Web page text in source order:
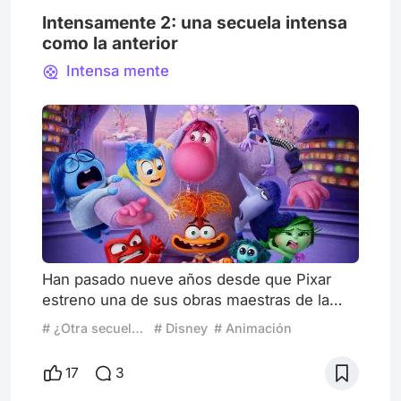
Intensamente 2: una secuela intensa
como la anterior
Intensa mente
Han pasado nueve años desde que Pixar
estreno una de sus obras maestras de la
animación: IntensaMente, en la que la trama
se ubica en la mente de una niña y las
emociones son los personajes principales.
La cinta nos conmovió tanto a chicos como
# ¿Otra secuela más? # Disney # Animación
17 3